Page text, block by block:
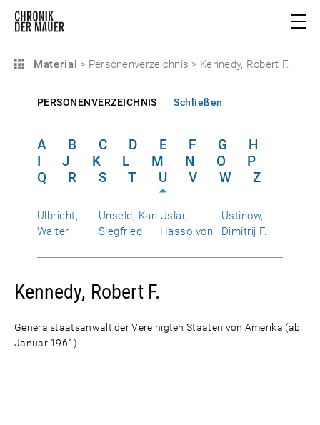
Material > Personenverzeichnis > Kennedy, Robert F.
PERSONENVERZEICHNIS Schließen
A B C D E F G
H
I
J K L M N O
P
Q
R S T U V W Z
Ulbricht,
Walter
Unseld, Karl
Siegfried
Uslar,
Hasso von
Ustinow,
Dimitrij F.
Kennedy, Robert F.
Generalstaatsanwalt der Vereinigten Staaten von Amerika (ab
Januar 1961)